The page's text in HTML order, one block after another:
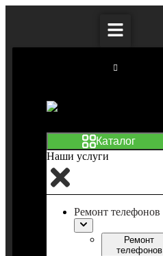
Наши услуги
Ремонт телефонов
Ремонт
телефонов